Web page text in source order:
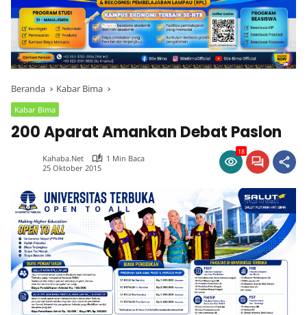
Beranda Kabar Bima
Kabar Bima
200 Aparat Amankan Debat Paslon
Kahaba.net
1 Min Baca
25 Oktober 2015
18